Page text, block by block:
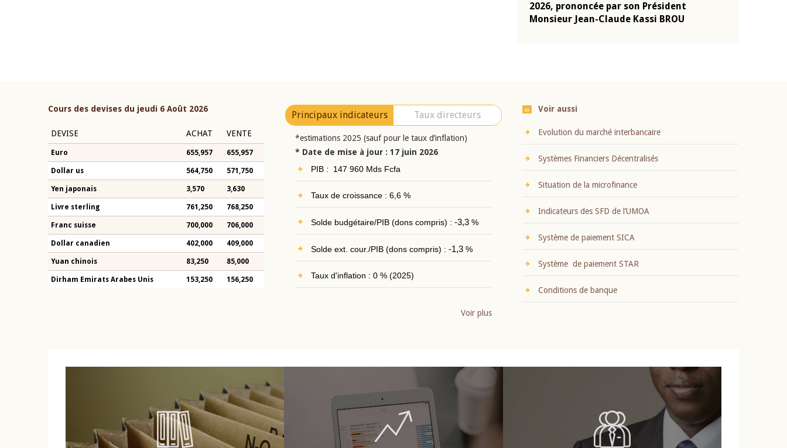
2026, prononcée par son Président
Monsieur Jean-Claude Kassi BROU
Cours des devises du jeudi 6 Août 2026
DEVISE ACHAT VENTE
Euro 655,957 655,957
Dollar us 564,750 571,750
Yen japonais 3,570 3,630
Livre sterling 761,250 768,250
Franc suisse 700,000 706,000
Dollar canadien 402,000 409,000
Yuan chinois 83,250 85,000
Dirham Emirats Arabes Unis 153,250 156,250
Principaux indicateurs Taux directeurs
*estimations 2025 (sauf pour le taux d’inflation)
* Date de mise à jour : 17 juin 2026
PIB : 147 960 Mds Fcfa
Taux de croissance : 6,6 %
Solde budgétaire/PIB (dons compris) : -3,3%
Solde ext. cour./PIB (dons compris) : -1,3%
Taux d'inflation : 0 % (2025)
Voir plus
Voir aussi
Evolution du marché interbancaire
Systèmes Financiers Décentralisés
Situation de la microfinance
Indicateurs des SFD de l’UMOA
Système de paiement SICA
Système de paiement STAR
Conditions de banque